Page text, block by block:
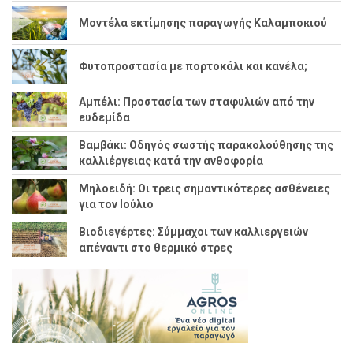
Μοντέλα εκτίμησης παραγωγής Καλαμποκιού
Φυτοπροστασία με πορτοκάλι και κανέλα;
Αμπέλι: Προστασία των σταφυλιών από την
ευδεμίδα
Βαμβάκι: Οδηγός σωστής παρακολούθησης της
καλλιέργειας κατά την ανθοφορία
Μηλοειδή: Οι τρεις σημαντικότερες ασθένειες
για τον Ιούλιο
Βιοδιεγέρτες: Σύμμαχοι των καλλιεργειών
απέναντι στο θερμικό στρες